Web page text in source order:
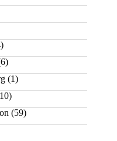
(1)
(59)